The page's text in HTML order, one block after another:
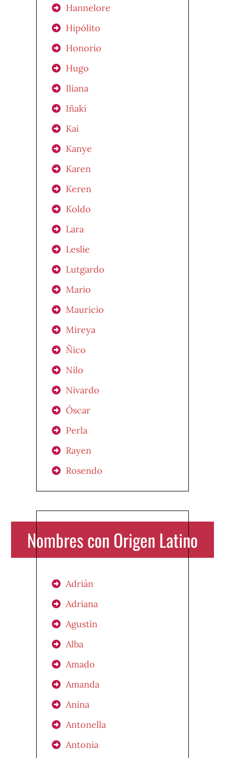
Hannelore
Hipólito
Honorio
Hugo
Iliana
Iñaki
Kai
Kanye
Karen
Keren
Koldo
Lara
Leslie
Lutgardo
Mario
Mauricio
Mireya
Ñico
Nilo
Nivardo
Óscar
Perla
Rayen
Rosendo
Nombres con Origen Latino
Adrián
Adriana
Agustín
Alba
Amado
Amanda
Anina
Antonella
Antonia